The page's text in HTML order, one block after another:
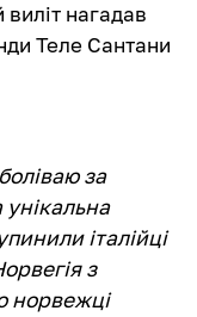
виліт нагадав
Теле Сантани
за
італійці
з
норвежці